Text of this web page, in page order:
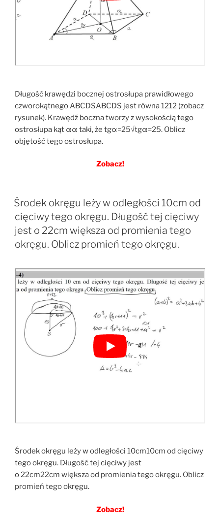
Długość krawędzi bocznej ostrosłupa prawidłowego
czworokątnego ABCDSABCDS jest równa 1212 (zobacz
rysunek). Krawędź boczna tworzy z wysokością tego
ostrosłupa kąt αα taki, że tgα=25√tgα=25. Oblicz
objętość tego ostrosłupa.
Zobacz!
Środek okręgu leży w odległości 10cm od
cięciwy tego okręgu. Długość tej cięciwy
jest o 22cm większa od promienia tego
okręgu. Oblicz promień tego okręgu.
Środek okręgu leży w odległości 10cm10cm od cięciwy
tego okręgu. Długość tej cięciwy jest
o 22cm22cm większa od promienia tego okręgu. Oblicz
promień tego okręgu.
Zobacz!